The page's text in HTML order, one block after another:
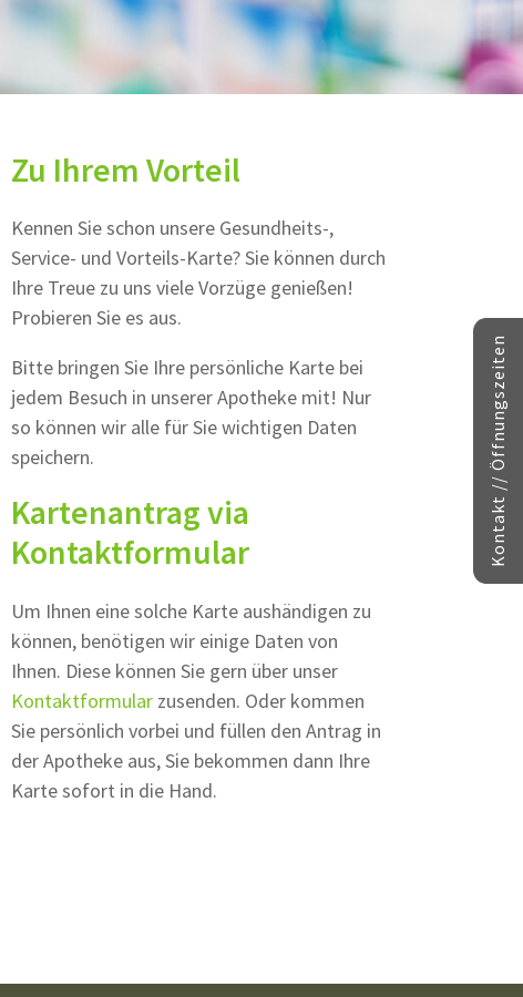
Zu Ihrem Vorteil
Kennen Sie schon unsere Gesundheits-,
Service- und Vorteils-Karte? Sie können durch
Ihre Treue zu uns viele Vorzüge genießen!
Probieren Sie es aus.
Bitte bringen Sie Ihre persönliche Karte bei
jedem Besuch in unserer Apotheke mit! Nur
so können wir alle für Sie wichtigen Daten
speichern.
Kartenantrag via
Kontaktformular
Um Ihnen eine solche Karte aushändigen zu
können, benötigen wir einige Daten von
Ihnen. Diese können Sie gern über unser
Kontaktformular zusenden. Oder kommen
Sie persönlich vorbei und füllen den Antrag in
der Apotheke aus, Sie bekommen dann Ihre
Karte sofort in die Hand.
Kontakt // Öffnungszeiten